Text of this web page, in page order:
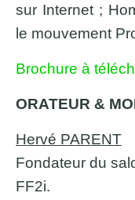
sur Internet ;
le mouvement
Brochure à
ORATEUR &
Hervé PARENT
Fondateur du
FF2i.